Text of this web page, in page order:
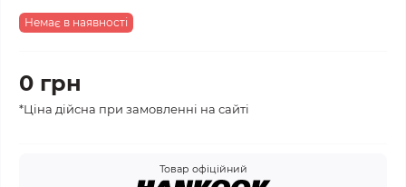
Немає в наявності
0 грн
*Ціна дійсна при замовленні на сайті
Товар офіційний